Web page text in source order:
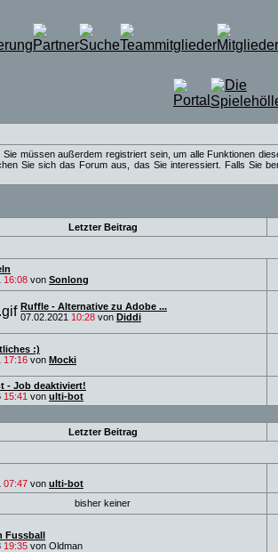
müssen außerdem registriert sein, um alle Funktionen
Sie sich das Forum aus, das Sie interessiert. Falls Sie
Letzter Beitrag
16:08 von Sonlong
Ruffle - Alternative zu Adobe ...
07.02.2021 10:28 von Diddi
:)
17:16 von Mocki
- Job deaktiviert!
15:41 von ulti-bot
Letzter Beitrag
07:47 von ulti-bot
bisher keiner
Fussball
19:35 von Oldman